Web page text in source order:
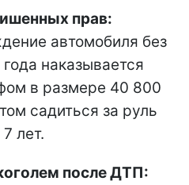
прав:
автомобиля без
наказывается
в размере 40 800
садиться за руль
лет.
после ДТП: